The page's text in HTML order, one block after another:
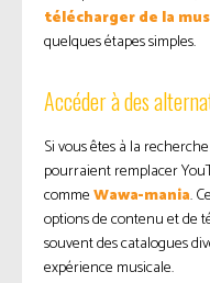
télécharger de la
quelques étapes simples.
Accéder à des
Si vous êtes à la
pourraient remplacer
commeWawa-mania.
options de contenu et de
souvent des catalogues
expérience musicale.